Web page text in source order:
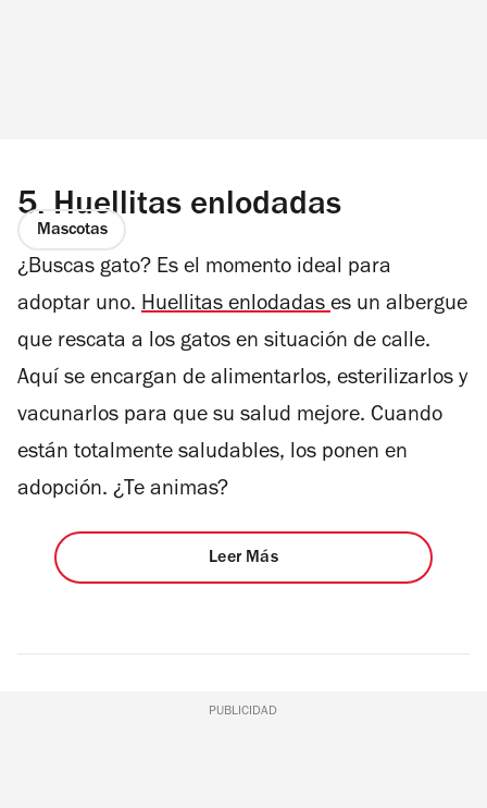
5. Huellitas enlodadas
Mascotas
¿Buscas gato? Es el momento ideal para
adoptar uno. Huellitas enlodadases un albergue
que rescata a los gatos en situación de calle.
Aquí se encargan de alimentarlos, esterilizarlos y
vacunarlos para que su salud mejore. Cuando
están totalmente saludables, los ponen en
adopción. ¿Te animas?
Leer Más
PUBLICIDAD